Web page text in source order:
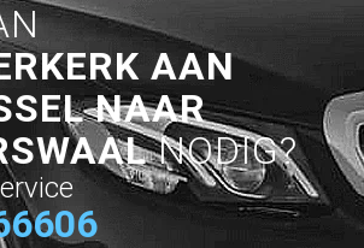
AAN
NAAR
NODIG?